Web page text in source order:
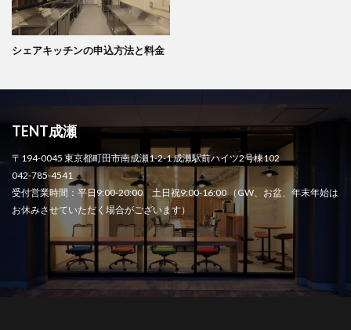
シェアキッチンの申込方法と料金
TENT成瀬
〒194-0045 東京都町田市南成瀬1-2-1 成瀬駅前ハイツ2号棟102
042-785-4541
受付営業時間：平日9:00-20:00 土日祝9:00-16:00 （GW、お盆、年末年始は
お休みさせていただく場合がございます）